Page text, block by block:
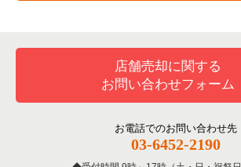
洋食の居抜き売却物件の案件一覧
その他の居抜き売却物件の案件一覧
北区の飲食店の居抜き売却物件の案件一覧
江戸川区の飲食店の居抜き売却物件の案件一覧
東京23区のバーの居抜き売却物件の案件一覧
東京23区の居酒屋・ダイニングバーの居抜き
東京23区の専門料理の居抜き売却物件の案件一
中央区のバーの居抜き売却物件の案件一覧
中央区の居酒屋・ダイニングバーの居抜き売
中央区の専門料理の居抜き売却物件の案件一覧
店舗売却に関する
お問い合わせフォーム
お電話でのお問い合わせ先
03-6452-2190